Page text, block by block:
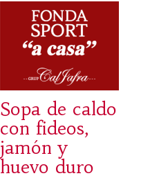
Sopa de caldo
con fideos,
jamón y
huevo duro